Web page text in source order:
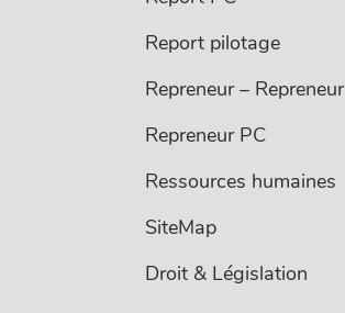
Report pilotage
Repreneur – Repreneur
Repreneur PC
Ressources humaines
SiteMap
Droit & Législation